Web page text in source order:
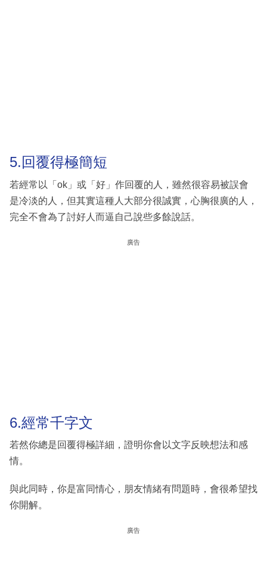
5.回覆得極簡短
若經常以「ok」或「好」作回覆的人，雖然很容易被誤會
是冷淡的人，但其實這種人大部分很誠實，心胸很廣的人，
完全不會為了討好人而逼自己說些多餘說話。
廣告
6.經常千字文
若然你總是回覆得極詳細，證明你會以文字反映想法和感
情。
與此同時，你是富同情心，朋友情緒有問題時，會很希望找
你開解。
廣告